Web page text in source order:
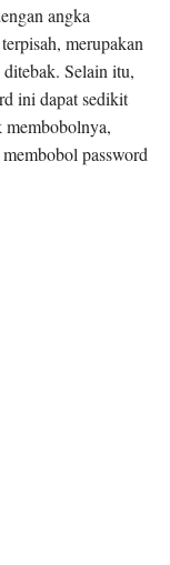
angka
merupakan
Selain itu,
ini dapat sedikit
password